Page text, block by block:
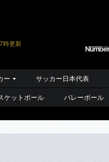
時更新
ー サッカー日本代表
ケットボール バレーボール